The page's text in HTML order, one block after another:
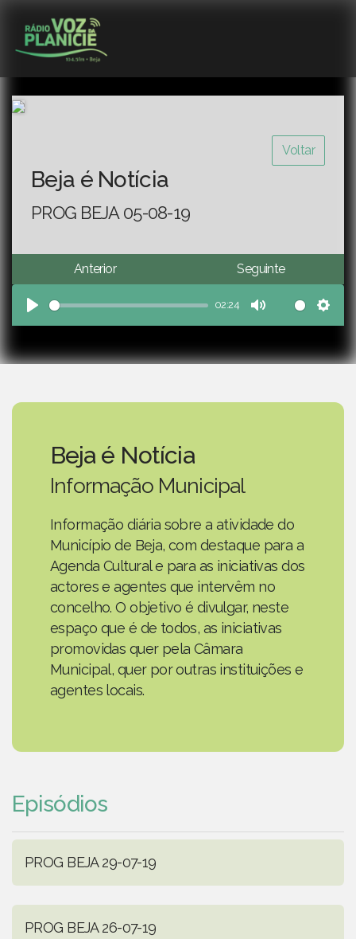
Voltar
Beja é Notícia
PROG BEJA 05-08-19
Anterior Seguinte
Play
02:24
Mute
Beja é Notícia
Informação Municipal
Informação diária sobre a atividade do
Município de Beja, com destaque para a
Agenda Cultural e para as iniciativas dos
actores e agentes que intervêm no
concelho. O objetivo é divulgar, neste
espaço que é de todos, as iniciativas
promovidas quer pela Câmara
Municipal, quer por outras instituições e
agentes locais.
Episódios
PROG BEJA 29-07-19
PROG BEJA 26-07-19